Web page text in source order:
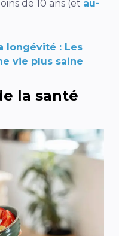
de 10 ans (et au-
longévité : Les
vie plus saine
la santé